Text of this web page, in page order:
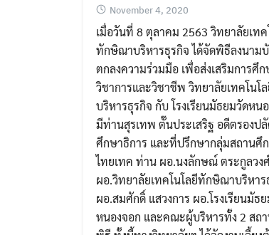
November 4, 2020
เมื่อวันที่ 8 ตุลาคม 2563 วิทยาลัยเทค
ทักษิณาบริหารธุรกิจ ได้จัดพิธีลงนาม
ตกลงความร่วมมือ เพื่อส่งเสริมการศึ
วิชาการและวิชาชีพ วิทยาลัยเทคโนโ
บริหารธุรกิจ กับ โรงเรียนมัธยมวัดหน
มีท่านสุรเทพ ตั๊นประเสริฐ อดีตรองป
ศึกษาธิการ และที่ปรึกษากลุ่มสถานศึ
ไทยเทค ท่าน ผอ.นงลักษณ์ ตระกูลวงศ์
ผอ.วิทยาลัยเทคโนโลยีทักษิณาบริหา
ผอ.สมศักดิ์ แสวงการ ผอ.โรงเรียนมัธ
หนองจอก และคณะผู้บริหารทั้ง 2 สถา